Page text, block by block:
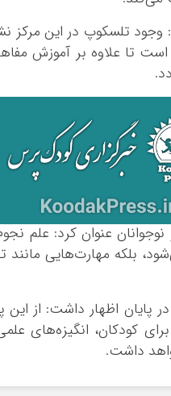
وجود تلسکوپ در این مرکز
است تا علاوه بر آموزش
نوجوانان عنوان کرد: علم
بلکه مهارت‌هایی مانند
در پایان اظهار داشت: از
کودکان، انگیزه‌های
داشت.